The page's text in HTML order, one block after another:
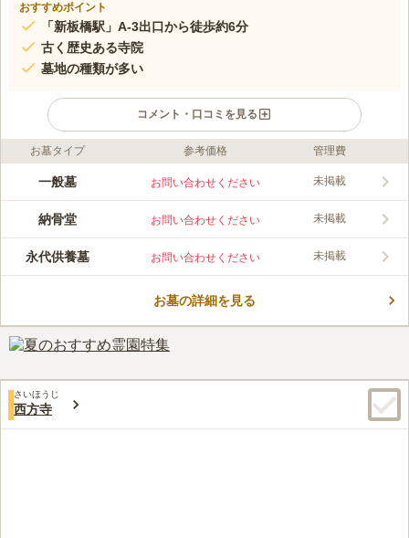
おすすめポイント
「新板橋駅」A-3出口から徒歩約6分
古く歴史ある寺院
墓地の種類が多い
コメント・口コミを見る
ライフドット編集部のコメント
最寄駅からほど近く、駐車場も完備しているのでお車でも心配あ
供養墓、納骨棚があります。また、ペット供養墓もあるので、家
族として生活してきた可愛いペットを安心して預ける事ができま
椅子、お年寄りでも安心してお参りしていただけます。
近くには店がないが、いずれにしても自家用車で行くので通り道
の大型スーパーに立ち寄り買い物をしてから、墓に向かうことができるの
で苦にならない。
お墓タイプ 参考価格 管理費
一般墓 お問い合わせください 未掲載
納骨堂 お問い合わせください 未掲載
永代供養墓 お問い合わせください 未掲載
お墓の詳細を見る
さいほうじ
西方寺